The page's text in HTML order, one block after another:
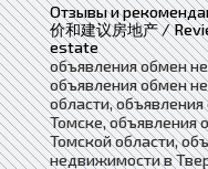
Отзывы и
价和建议房地产 /
estate
объявления обмен
объявления обмен
области,
Томске, объявления
Томской области,
недвижимости в